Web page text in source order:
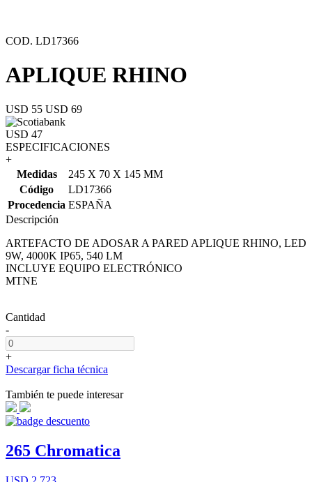
COD. LD17366
APLIQUE RHINO
USD 55 USD 69
USD 47
ESPECIFICACIONES
+
Medidas
245 X 70 X 145 MM
Código
LD17366
Procedencia ESPAÑA
Descripción
ARTEFACTO DE ADOSAR A PARED APLIQUE RHINO, LED
9W, 4000K IP65, 540 LM
INCLUYE EQUIPO ELECTRÓNICO
MTNE
Cantidad
-
+
Descargar ficha técnica
También te puede interesar
265 Chromatica